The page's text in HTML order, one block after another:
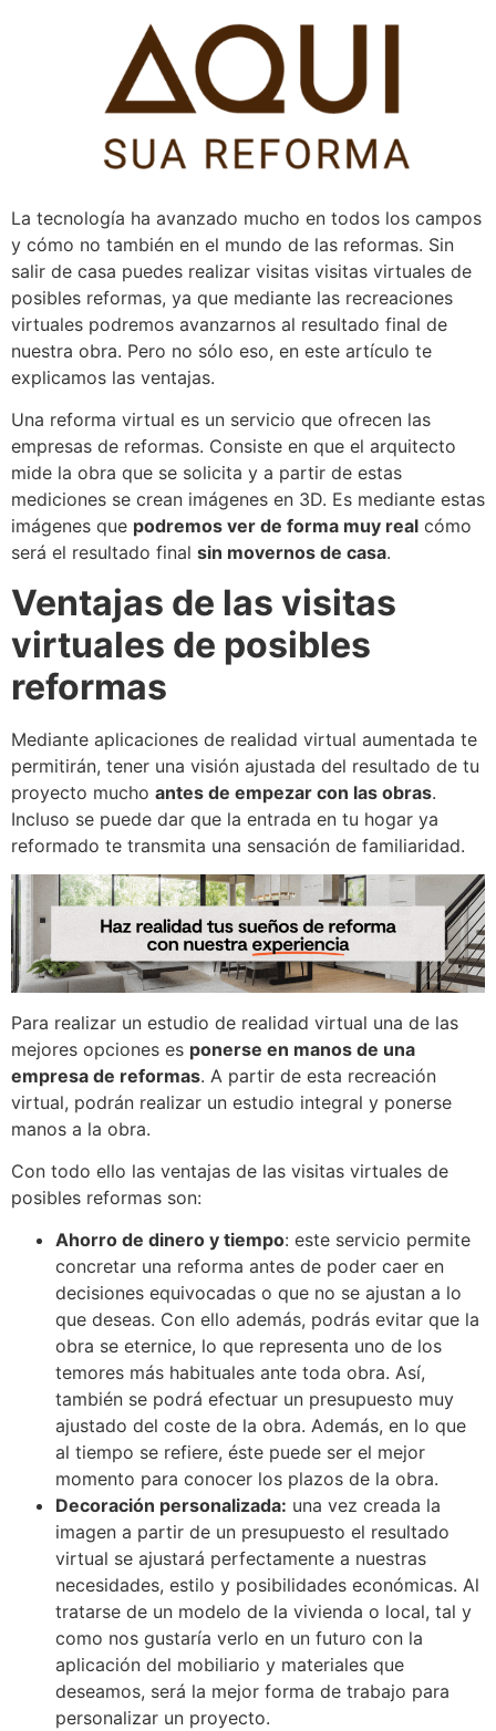
La tecnología ha avanzado mucho en todos los campos
y cómo no también en el mundo de las reformas. Sin
salir de casa puedes realizar visitas visitas virtuales de
posibles reformas, ya que mediante las recreaciones
virtuales podremos avanzarnos al resultado final de
nuestra obra. Pero no sólo eso, en este artículo te
explicamos las ventajas.
Una reforma virtual es un servicio que ofrecen las
empresas de reformas. Consiste en que el arquitecto
mide la obra que se solicita y a partir de estas
mediciones se crean imágenes en 3D. Es mediante estas
imágenes que podremos ver de forma muy real cómo
será el resultado final sin movernos de casa.
Ventajas de las visitas
virtuales de posibles
reformas
Mediante aplicaciones de realidad virtual aumentada te
permitirán, tener una visión ajustada del resultado de tu
proyecto mucho antes de empezar con las obras.
Incluso se puede dar que la entrada en tu hogar ya
reformado te transmita una sensación de familiaridad.
Para realizar un estudio de realidad virtual una de las
mejores opciones es ponerse en manos de una
empresa de reformas. A partir de esta recreación
virtual, podrán realizar un estudio integral y ponerse
manos a la obra.
Con todo ello las ventajas de las visitas virtuales de
posibles reformas son:
Ahorro de dinero y tiempo: este servicio permite
concretar una reforma antes de poder caer en
decisiones equivocadas o que no se ajustan a lo
que deseas. Con ello además, podrás evitar que la
obra se eternice, lo que representa uno de los
temores más habituales ante toda obra. Así,
también se podrá efectuar un presupuesto muy
ajustado del coste de la obra. Además, en lo que
al tiempo se refiere, éste puede ser el mejor
momento para conocer los plazos de la obra.
Decoración personalizada: una vez creada la
imagen a partir de un presupuesto el resultado
virtual se ajustará perfectamente a nuestras
necesidades, estilo y posibilidades económicas. Al
tratarse de un modelo de la vivienda o local, tal y
como nos gustaría verlo en un futuro con la
aplicación del mobiliario y materiales que
deseamos, será la mejor forma de trabajo para
personalizar un proyecto.